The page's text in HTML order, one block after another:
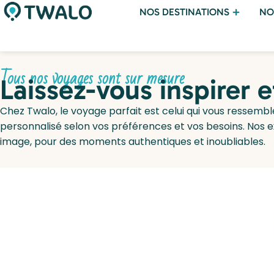
NOS DESTINATIONS
Tous nos voyages sont sur mesure
Laissez-vous inspirer
Chez Twalo, le voyage parfait est celui qui vous
personnalisé selon vos préférences et vos besoins.
image, pour des moments authentiques et inoubliables.